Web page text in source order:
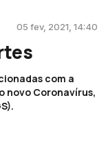
05 fev, 2021, 14:40
com a
novo Coronavírus,